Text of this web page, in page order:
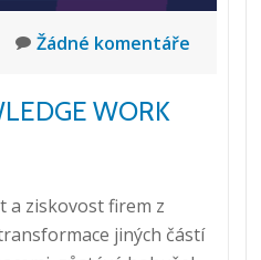
10:20
Žádné komentáře
WORK
a ziskovost firem z
jiných částí